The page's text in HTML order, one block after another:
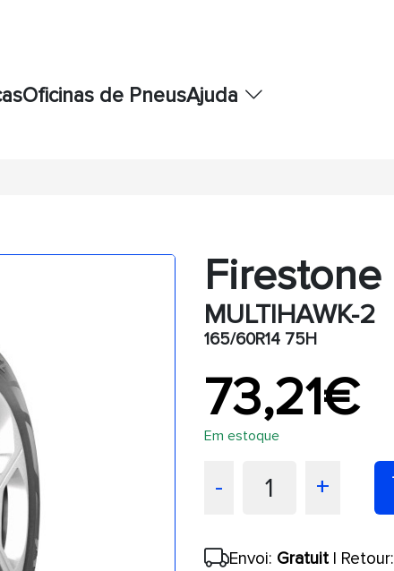
Oficinas de PneusAjuda
Firestone
MULTIHAWK-2
165/60R14 75H
73,21€
Em estoque
- 1 +
Envoi: Gratuit| Retour: